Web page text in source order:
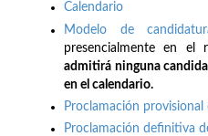
Calendario
Modelo de
presencialmente en el
admitirá ninguna
en el calendario.
Proclamación
Proclamación definitiva